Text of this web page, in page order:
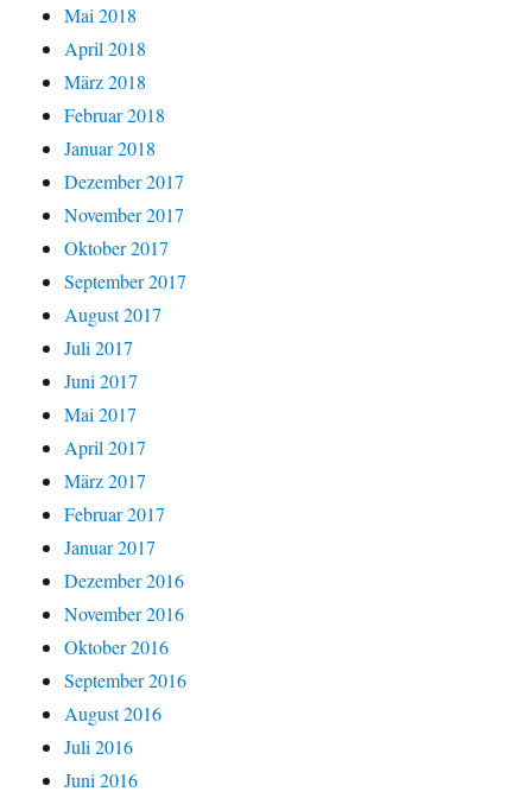
Mai 2018
April 2018
März 2018
Februar 2018
Januar 2018
Dezember 2017
November 2017
Oktober 2017
September 2017
August 2017
Juli 2017
Juni 2017
Mai 2017
April 2017
März 2017
Februar 2017
Januar 2017
Dezember 2016
November 2016
Oktober 2016
September 2016
August 2016
Juli 2016
Juni 2016